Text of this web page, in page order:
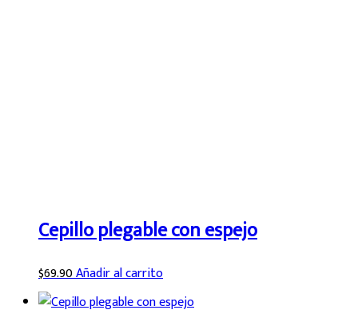
Cepillo plegable con espejo
$69.90Añadir al carrito